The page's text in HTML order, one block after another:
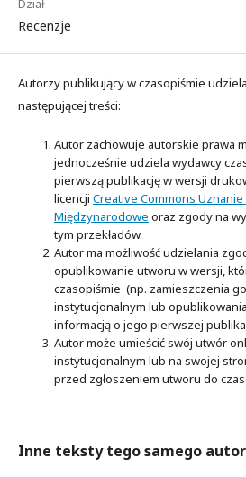
Dział
Recenzje
Autorzy publikujący w czasopiśmie
następującej treści:
Autor zachowuje autorskie prawa
jednocześnie udziela wydawcy
pierwszą publikację w wersji
licencji Creative Commons
Międzynarodowe oraz zgody na
tym przekładów.
Autor ma możliwość udzielania
opublikowanie utworu w wersji,
czasopiśmie (np. zamieszczenia
instytucjonalnym lub
informacją o jego pierwszej
Autor może umieścić swój utwór
instytucjonalnym lub na swojej
przed zgłoszeniem utworu do
Inne teksty tego samego